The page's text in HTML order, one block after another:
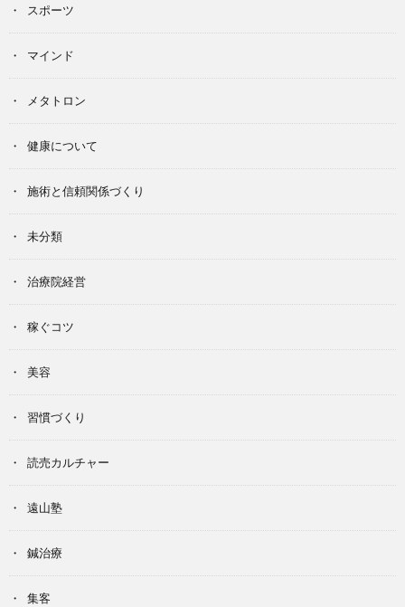
スポーツ
マインド
メタトロン
健康について
施術と信頼関係づくり
未分類
治療院経営
稼ぐコツ
美容
習慣づくり
読売カルチャー
遠山塾
鍼治療
集客